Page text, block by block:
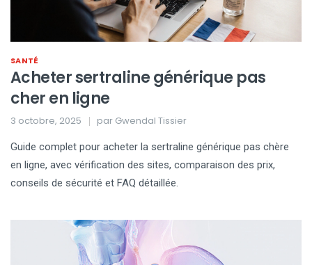
SANTÉ
Acheter sertraline générique pas
cher en ligne
3 octobre, 2025 par Gwendal Tissier
Guide complet pour acheter la sertraline générique pas chère
en ligne, avec vérification des sites, comparaison des prix,
conseils de sécurité et FAQ détaillée.